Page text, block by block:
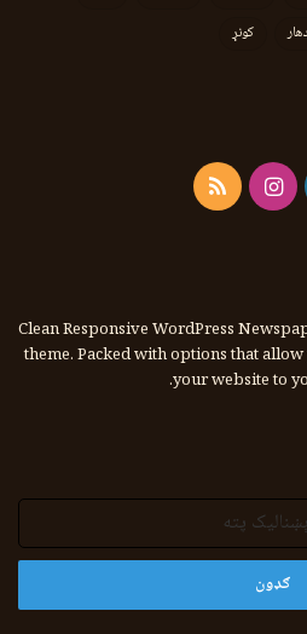
کونړ
Instagram
RSS
Clean Responsive WordPress
theme. Packed with options that
your website to